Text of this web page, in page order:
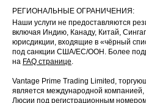
РЕГИОНАЛЬНЫЕ ОГРАНИЧЕНИЯ:
Наши услуги не предоставляются
включая Индию, Канаду, Китай,
юрисдикции, входящие в «чёрный
под санкции США/ЕС/ООН. Более
на FAQ странице.
Vantage Prime Trading Limited,
является международной
Люсии под регистрационным